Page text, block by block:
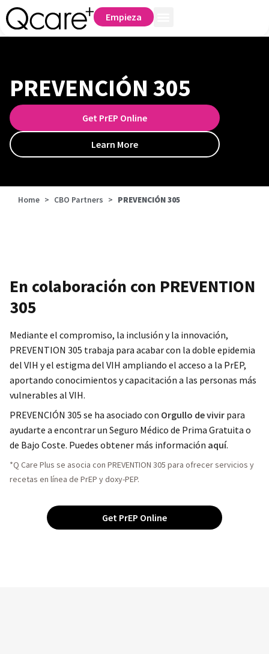
Empieza
PREVENCIÓN 305
Get PrEP Online
Learn More
Home > CBO Partners > PREVENCIÓN 305
En colaboración con PREVENTION
305
Mediante el compromiso, la inclusión y la innovación,
PREVENTION 305 trabaja para acabar con la doble epidemia
del VIH y el estigma del VIH ampliando el acceso a la PrEP,
aportando conocimientos y capacitación a las personas más
vulnerables al VIH.
PREVENCIÓN 305 se ha asociado con Orgullo de vivir para
ayudarte a encontrar un Seguro Médico de Prima Gratuita o
de Bajo Coste. Puedes obtener más información aquí.
*Q Care Plus se asocia con PREVENTION 305 para ofrecer servicios y
recetas en línea de PrEP y doxy-PEP.
Get PrEP Online